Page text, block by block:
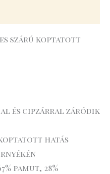
szárú koptatott
és cipzárral záródik
hatás
pamut, 28%